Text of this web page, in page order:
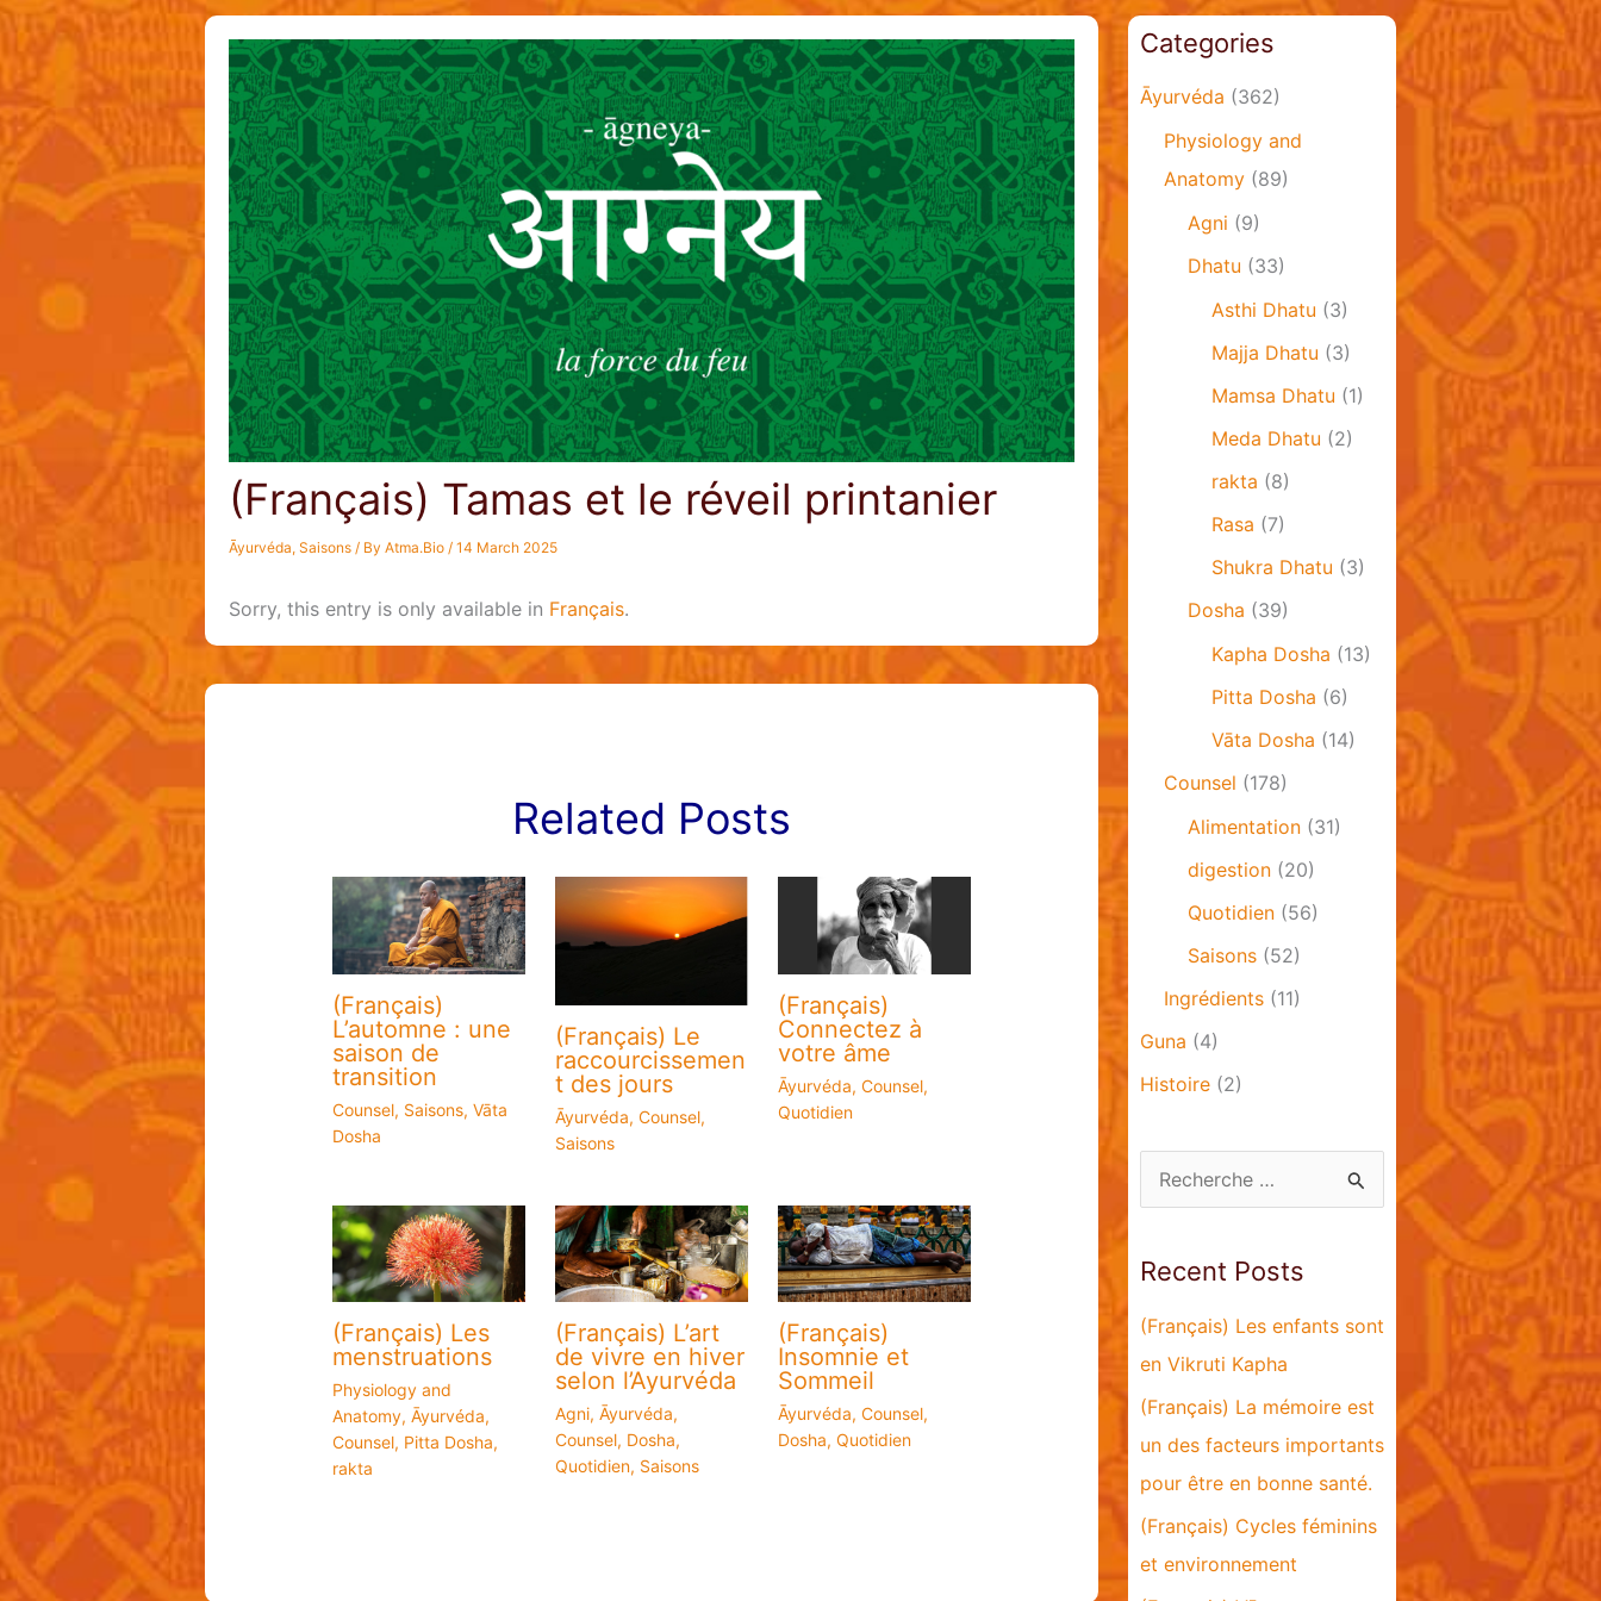
(Français) Tamas et le réveil printanier
Āyurvéda, Saisons / By Atma.Bio / 14 March 2025
Sorry, this entry is only available in Français.
Related Posts
(Français)
L’automne : une
saison de
transition
Counsel, Saisons, Vāta
Dosha
(Français) Le
raccourcissemen
t des jours
Āyurvéda, Counsel,
Saisons
(Français)
Connectez à
votre âme
Āyurvéda,Counsel,
Quotidien
(Français) Les
menstruations
Physiology and
Anatomy, Āyurvéda,
Counsel, Pitta Dosha,
rakta
(Français) L’art
de vivre en hiver
selon l’Ayurvéda
Agni, Āyurvéda,
Counsel, Dosha,
Quotidien, Saisons
(Français)
Insomnie et
Sommeil
Āyurvéda,Counsel,
Dosha,Quotidien
Categories
Āyurvéda (362)
Physiology and
Anatomy (89)
Agni (9)
Dhatu (33)
Asthi Dhatu (3)
Majja Dhatu (3)
Mamsa Dhatu (1)
Meda Dhatu (2)
rakta (8)
Rasa (7)
Shukra Dhatu (3)
Dosha (39)
Kapha Dosha (13)
Pitta Dosha (6)
Vāta Dosha (14)
Counsel (178)
Alimentation (31)
digestion (20)
Quotidien (56)
Saisons (52)
Ingrédients (11)
Guna (4)
Histoire (2)
e
r
c
h
f
o
r
Recent Posts
(Français) Les enfants sont
en Vikruti Kapha
(Français) La mémoire est
un des facteurs importants
pour être en bonne santé.
(Français) Cycles féminins
et environnement